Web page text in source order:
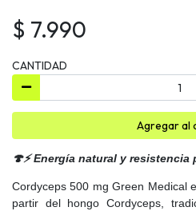
$ 7.990
CANTIDAD
Agregar al
🍄⚡ Energía natural y resistencia
Cordyceps 500 mg Green Medical
partir del hongo Cordyceps,